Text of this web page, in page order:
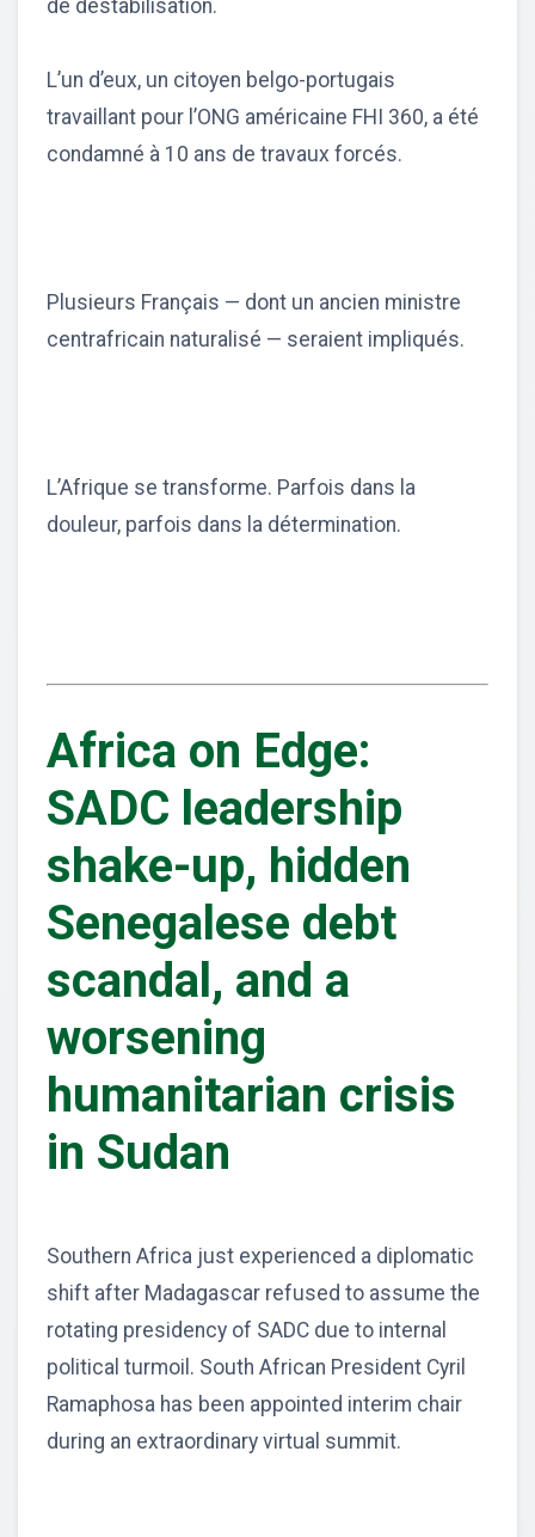
de déstabilisation.
L’un d’eux, un citoyen belgo-portugais
travaillant pour l’ONG américaine FHI 360, a été
condamné à 10 ans de travaux forcés.
Plusieurs Français — dont un ancien ministre
centrafricain naturalisé — seraient impliqués.
L’Afrique se transforme. Parfois dans la
douleur, parfois dans la détermination.
Africa on Edge:
SADC leadership
shake-up, hidden
Senegalese debt
scandal, and a
worsening
humanitarian crisis
in Sudan
Southern Africa just experienced a diplomatic
shift after Madagascar refused to assume the
rotating presidency of SADC due to internal
political turmoil. South African President Cyril
Ramaphosa has been appointed interim chair
during an extraordinary virtual summit.